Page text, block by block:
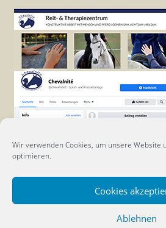
Wir verwenden Cookies, um unsere Website
optimieren.
Cookies
Ablehnen